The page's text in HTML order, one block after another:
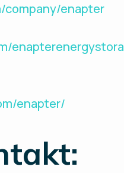
enapter
enapterenergystora
enapter/